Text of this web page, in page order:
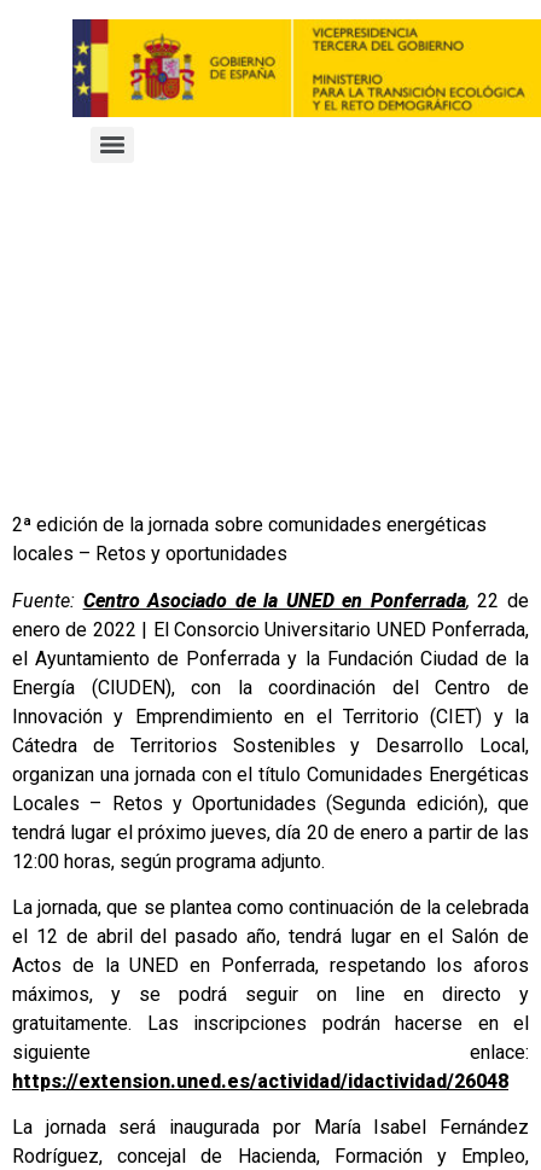
2ª edición de la jornada sobre comunidades energéticas
locales – Retos y oportunidades
Fuente: Centro Asociado de la UNED en Ponferrada,22 de
enero de 2022 | El Consorcio Universitario UNED Ponferrada,
el Ayuntamiento de Ponferrada y la Fundación Ciudad de la
Energía (CIUDEN), con la coordinación del Centro de
Innovación y Emprendimiento en el Territorio (CIET) y la
Cátedra de Territorios Sostenibles y Desarrollo Local,
organizan una jornada con el título Comunidades Energéticas
Locales – Retos y Oportunidades (Segunda edición), que
tendrá lugar el próximo jueves, día 20 de enero a partir de las
12:00 horas, según programa adjunto.
La jornada, que se plantea como continuación de la celebrada
el 12 de abril del pasado año, tendrá lugar en el Salón de
Actos de la UNED en Ponferrada, respetando los aforos
máximos, y se podrá seguir on line en directo y
gratuitamente. Las inscripciones podrán hacerse en el
siguiente enlace:
https://extension.uned.es/actividad/idactividad/26048
La jornada será inaugurada por María Isabel Fernández
Rodríguez, concejal de Hacienda, Formación y Empleo,